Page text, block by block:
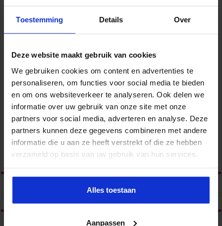
Toestemming Details Over
Deze website maakt gebruik van cookies
We gebruiken cookies om content en advertenties te
personaliseren, om functies voor social media te bieden
en om ons websiteverkeer te analyseren. Ook delen we
informatie over uw gebruik van onze site met onze
partners voor social media, adverteren en analyse. Deze
partners kunnen deze gegevens combineren met andere
informatie die u aan ze heeft verstrekt of die ze hebben
verzameld op basis van uw gebruik van hun services.
Alles toestaan
Aanpassen